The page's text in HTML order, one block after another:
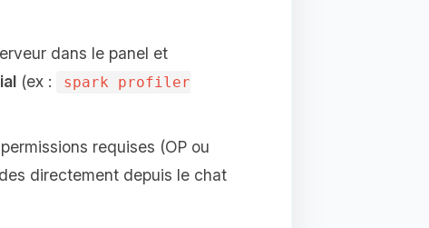
dans le panel et
(ex :
spark profiler
requises (OP ou
directement depuis le chat